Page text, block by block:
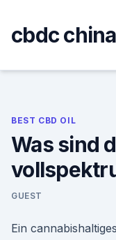
content
cbdc china
BEST CBD OIL
Was sind
GUEST
Ein